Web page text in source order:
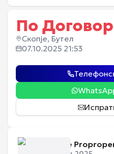
По Договор
Скопје, Бутел
07.10.2025 21:53
Empire